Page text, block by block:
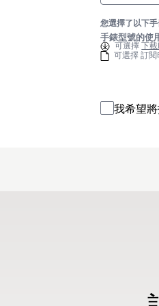
您選擇了以下
手錶型號的使
可選擇下
可選擇 訂閱
我希望